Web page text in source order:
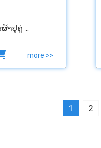
າປູຄູ່ ...
more >>
1 2